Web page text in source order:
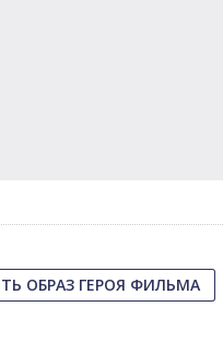
ОБРАЗ ГЕРОЯ ФИЛЬМА